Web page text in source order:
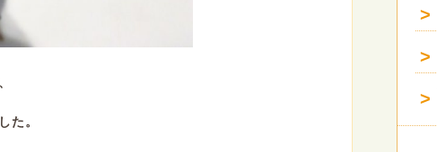
た。